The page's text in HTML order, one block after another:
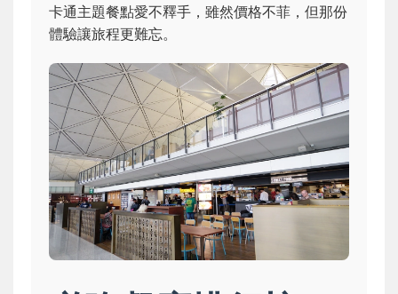
卡通主題餐點愛不釋手，雖然價格不菲，但那份
體驗讓旅程更難忘。